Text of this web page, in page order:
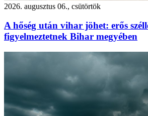
2026. augusztus 06., csütörtök
A hőség után vihar jöhet: erős
figyelmeztetnek Bihar megyében